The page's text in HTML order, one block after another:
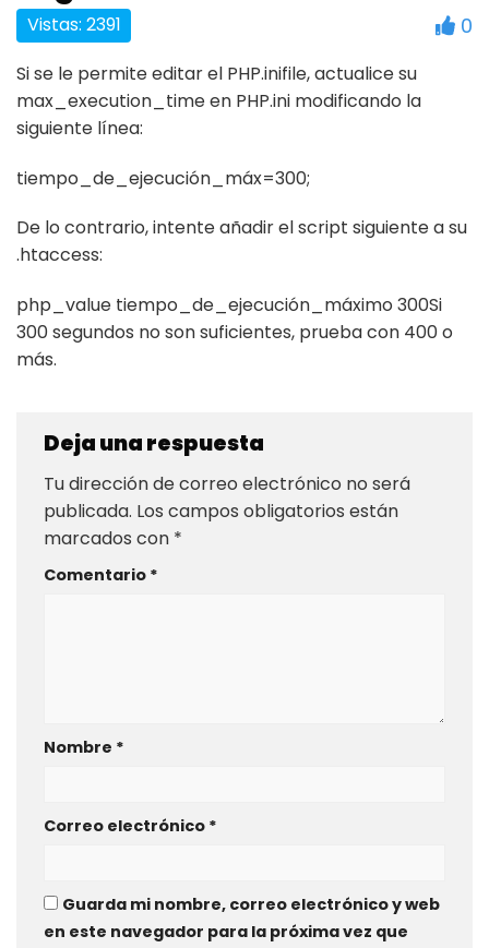
Vistas: 2391 0
Si se le permite editar el PHP.inifile, actualice su
max_execution_time en PHP.ini modificando la
siguiente línea:
tiempo_de_ejecución_máx=300;
De lo contrario, intente añadir el script siguiente a su
.htaccess:
php_value tiempo_de_ejecución_máximo 300Si
300 segundos no son suficientes, prueba con 400 o
más.
Deja una respuesta
Tu dirección de correo electrónico no será
publicada. Los campos obligatorios están
marcados con *
Comentario *
Nombre *
Correo electrónico *
Guarda mi nombre, correo electrónico y web
en este navegador para la próxima vez que